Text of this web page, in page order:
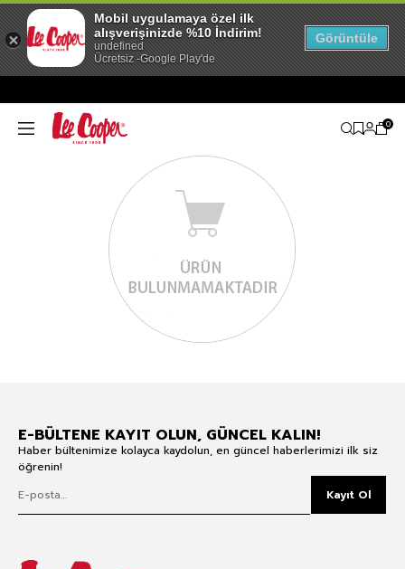
0
E-BÜLTENE KAYIT OLUN, GÜNCEL KALIN!
Haber bültenimize kolayca kaydolun, en güncel haberlerimizi ilk siz
öğrenin!
Kayıt Ol
Mobil uygulamaya özel ilk
alışverişinizde %10 İndirim!
undefined
Ücretsiz -Google Play'de
Görüntüle